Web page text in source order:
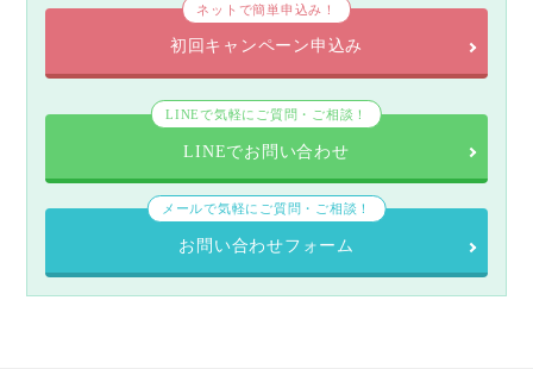
ネットで簡単申込み！
初回キャンペーン申込み
LINEで気軽にご質問・ご相談！
LINEでお問い合わせ
メールで気軽にご質問・ご相談！
お問い合わせフォーム